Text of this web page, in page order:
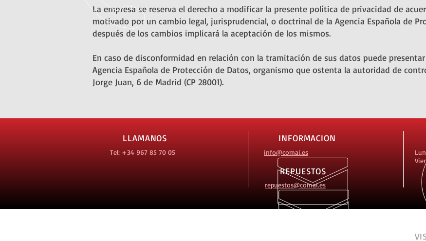
La empresa se reserva el derecho a modificar la presente política de privacidad de
motivado por un cambio legal, jurisprudencial, o doctrinal de la Agencia Española de
después de los cambios implicará la aceptación de los mismos.
En caso de disconformidad en relación con la tramitación de sus datos puede
Agencia Española de Protección de Datos, organismo que ostenta la autoridad de
Jorge Juan, 6 de Madrid (CP 28001).
LLAMANOS
Tel: +34 967 85 70 05
INFORMACION
info@comai.es
REPUESTOS
repuestos@comai.es